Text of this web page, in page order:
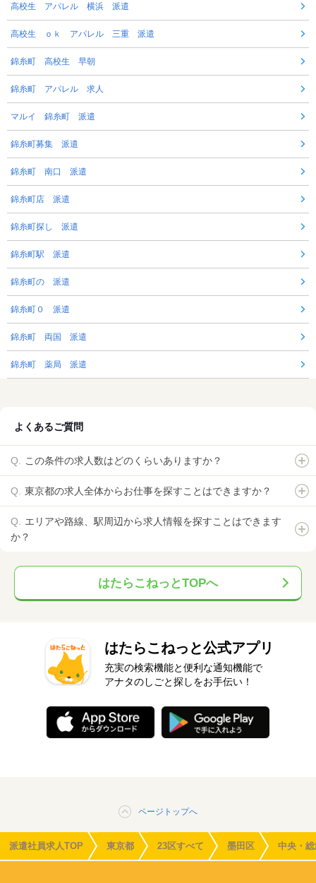
高校生 アパレル 横浜 派遣
高校生 ｏｋ アパレル 三重 派遣
錦糸町 高校生 早朝
錦糸町 アパレル 求人
マルイ 錦糸町 派遣
錦糸町募集 派遣
錦糸町 南口 派遣
錦糸町店 派遣
錦糸町探し 派遣
錦糸町駅 派遣
錦糸町の 派遣
錦糸町０ 派遣
錦糸町 両国 派遣
錦糸町 薬局 派遣
よくあるご質問
この条件の求人数はどのくらいありますか？
東京都の求人全体からお仕事を探すことはできますか？
エリアや路線、駅周辺から求人情報を探すことはできます
か？
はたらこねっとTOPへ
はたらこねっと公式アプリ
充実の検索機能と便利な通知機能で
アナタのしごと探しをお手伝い！
ページトップへ
派遣社員求人TOP 東京都 23区すべて 墨田区 中央・